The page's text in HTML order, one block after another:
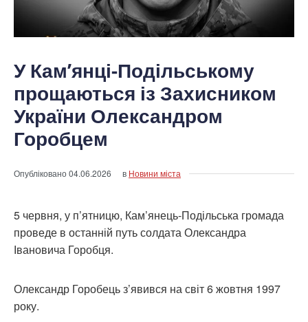
У Кам’янці-Подільському
прощаються із Захисником
України Олександром
Горобцем
Опубліковано04.06.2026 в Новини міста
5 червня, у п’ятницю, Кам’янець-Подільська громада
проведе в останній путь солдата Олександра
Івановича Горобця.
Олександр Горобець з’явився на світ 6 жовтня 1997
року.